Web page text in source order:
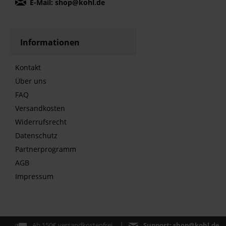
E-Mail: shop@kohl.de
Informationen
Kontakt
Über uns
FAQ
Versandkosten
Widerrufsrecht
Datenschutz
Partnerprogramm
AGB
Impressum